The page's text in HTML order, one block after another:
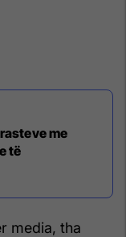
me
të
media, tha